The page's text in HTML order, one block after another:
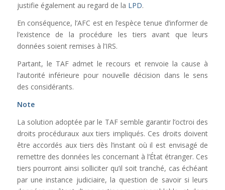
justifie également au regard de la LPD.
En conséquence, l’AFC est en l’espèce tenue d’informer de
l’existence de la procédure les tiers avant que leurs
données soient remises à l’IRS.
Partant, le TAF admet le recours et renvoie la cause à
l’autorité inférieure pour nouvelle décision dans le sens
des considérants.
Note
La solution adoptée par le TAF semble garantir l’octroi des
droits procéduraux aux tiers impliqués. Ces droits doivent
être accordés aux tiers dès l’instant où il est envisagé de
remettre des données les concernant à l’État étranger. Ces
tiers pourront ainsi solliciter qu’il soit tranché, cas échéant
par une instance judiciaire, la question de savoir si leurs